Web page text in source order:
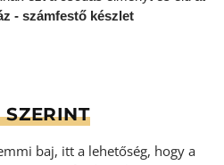
- számfestő készlet
SZERINT
baj, itt a lehetőség, hogy a